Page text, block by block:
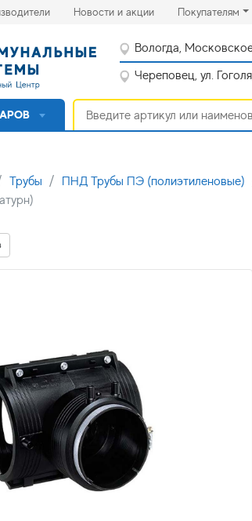
(current)Новости и акции(current)Покупателям
Вологда,
Череповец, ул.
Трубы ПНД Трубы ПЭ (полиэтиленовые)